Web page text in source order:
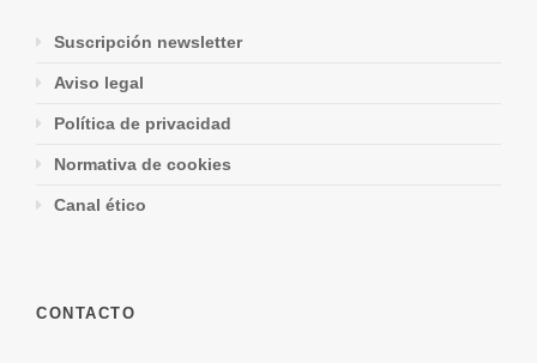
Suscripción newsletter
Aviso legal
Política de privacidad
Normativa de cookies
Canal ético
CONTACTO